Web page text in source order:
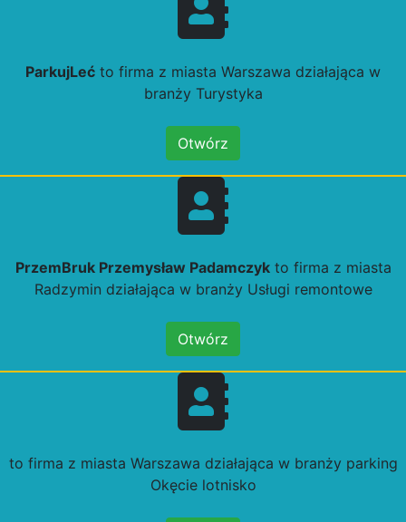
ParkujLeć to firma z miasta Warszawa działająca w
branży Turystyka
Otwórz
PrzemBruk Przemysław Padamczykto firma z miasta
Radzymin działająca w branży Usługi remontowe
Otwórz
to firma z miasta Warszawa działająca w branży parking
Okęcie lotnisko